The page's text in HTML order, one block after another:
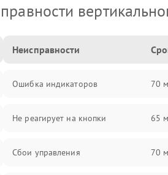
Неисправности
Ошибка индикаторов 70
Не реагирует на кнопки 65
Сбои управления 70